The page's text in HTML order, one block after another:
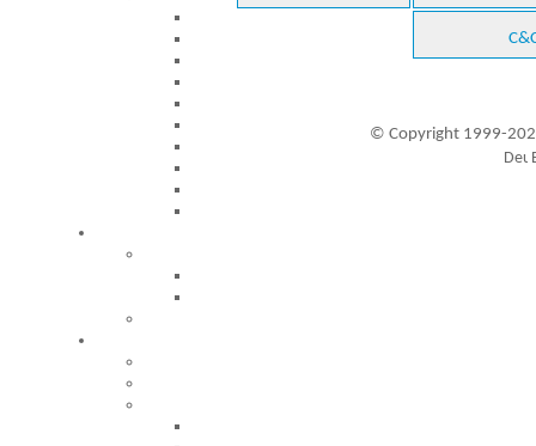
© Copyright 1999-
Besucher seit 20.09.1999: 19437697